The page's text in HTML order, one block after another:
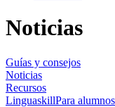
Noticias
Guías y consejos
Noticias
Recursos
LinguaskillPara alumnos